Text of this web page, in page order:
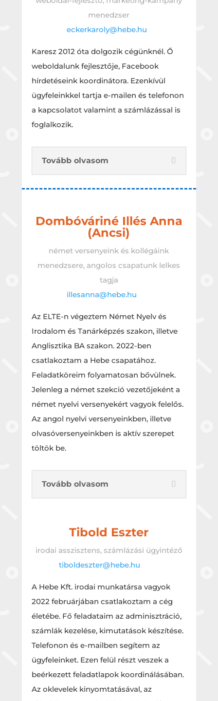
menedzser
eckerkaroly@hebe.hu
Karesz 2012 óta dolgozik cégünknél. Ő
weboldalunk fejlesztője, Facebook
hírdetéseink koordinátora. Ezenkívül
ügyfeleinkkel tartja e-mailen és telefonon
a kapcsolatot valamint a számlázással is
foglalkozik.
Tovább olvasom
Dombóváriné Illés Anna
(Ancsi)
német versenyeink és kollégáink
menedzsere, angolos csapatunk lelkes
tagja
illesanna@hebe.hu
Az ELTE-n végeztem Német Nyelv és
Irodalom és Tanárképzés szakon, illetve
Anglisztika BA szakon. 2022-ben
csatlakoztam a Hebe csapatához.
Feladatköreim folyamatosan bővülnek.
Jelenleg a német szekció vezetőjeként a
német nyelvi versenyekért vagyok felelős.
Az angol nyelvi versenyeinkben, illetve
olvasóversenyeinkben is aktív szerepet
töltök be.
Tovább olvasom
Tibold Eszter
irodai asszisztens, számlázási ügyintéző
tiboldeszter@hebe.hu
A Hebe Kft. irodai munkatársa vagyok
2022 februárjában csatlakoztam a cég
életébe. Fő feladataim az adminisztráció,
számlák kezelése, kimutatások készítése.
Telefonon és e-mailben segítem az
ügyfeleinket. Ezen felül részt veszek a
beérkezett feladatlapok koordinálásában.
Az oklevelek kinyomtatásával, az